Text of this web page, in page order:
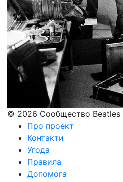
© 2026 Сообщество Beatles
Про проект
Контакти
Угода
Правила
Допомога